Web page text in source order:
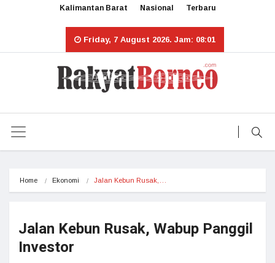
Kalimantan Barat Nasional Terbaru
Friday, 7 August 2026. Jam: 08:01
Home Ekonomi Jalan Kebun Rusak,…
Jalan Kebun Rusak, Wabup Panggil
Investor